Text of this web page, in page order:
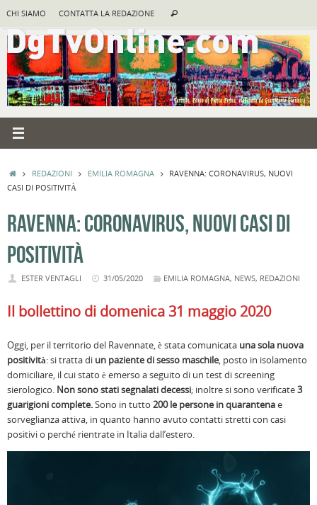
contenuto
CHI SIAMO CONTATTA LA REDAZIONE Cerca
HOMEREDAZIONI EMILIA ROMAGNA
RAVENNA: CORONAVIRUS, NUOVI
CASI DI POSITIVITÀ
RAVENNA: CORONAVIRUS, NUOVI CASI DI
POSITIVITÀ
ESTER VENTAGLI 31/05/2020 EMILIA ROMAGNA, NEWS, REDAZIONI
Il bollettino di domenica 31 maggio 2020
Oggi, per il territorio del Ravennate, è stata comunicata una sola nuova
positività: si tratta di un paziente di sesso maschile, posto in isolamento
domiciliare, il cui stato è emerso a seguito di un test di screening
sierologico. Non sono stati segnalati decessi; inoltre si sono verificate3
guarigioni complete.Sono in tutto 200 le persone in quarantenae
sorveglianza attiva, in quanto hanno avuto contatti stretti con casi
positivi o perché rientrate in Italia dall’estero.